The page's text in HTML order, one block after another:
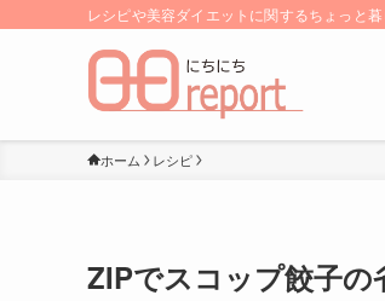
レシピや美容ダイエットに関するちょっと
ホーム レシピ
ZIPでスコップ餃子